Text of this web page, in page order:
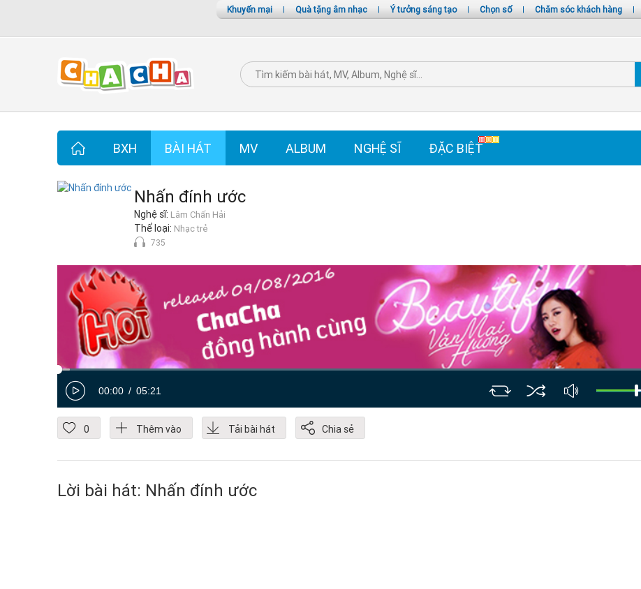
Khuyến mại | Quà tặng âm nhạc | Ý tưởng sáng tạo | Chọn số | Chăm sóc khách hàng |
BXH BÀI HÁT MV ALBUM NGHỆ SĨ ĐẶC BIỆT
Nhấn đính ước
Nghệ sĩ: Lâm Chấn Hải
Thể loại: Nhạc trẻ
735
Nhấn đính ước
00:00 05:21
0 Thêm vào Tải bài hát Chia sẻ
Lời bài hát: Nhấn đính ước